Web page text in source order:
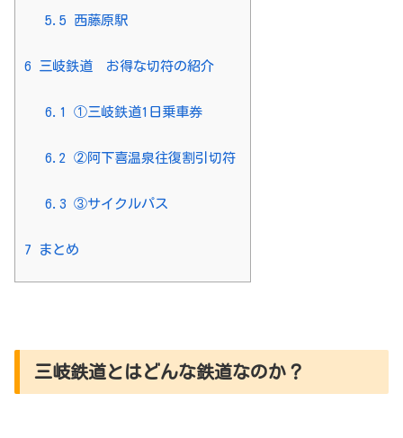
5.5 西藤原駅
6 三岐鉄道 お得な切符の紹介
6.1 ①三岐鉄道1日乗車券
6.2 ②阿下喜温泉往復割引切符
6.3 ③サイクルパス
7 まとめ
三岐鉄道とはどんな鉄道なのか？